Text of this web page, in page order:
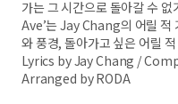
가는 그 시간으로 돌아갈 수
Ave’는 Jay Chang의 어릴 적
와 풍경, 돌아가고 싶은 어릴
Lyrics by Jay Chang /
Arranged by RODA